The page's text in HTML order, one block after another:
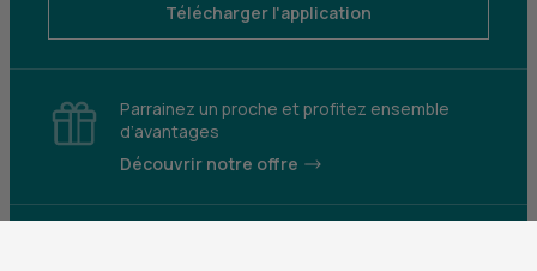
Télécharger l'application
Parrainez un proche et profitez ensemble
d’avantages
Découvrir notre offre